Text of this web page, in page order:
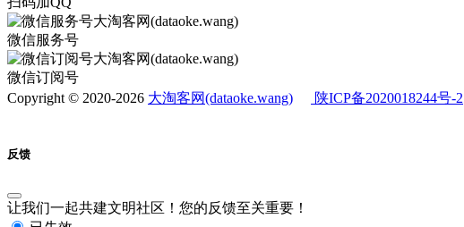
微信服务号
微信订阅号
Copyright © 2020-2026 大淘客网(dataoke.wang) 陕ICP备2020018244号-2
反馈
让我们一起共建文明社区！您的反馈至关重要！